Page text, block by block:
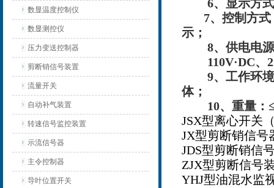
数显温度控制仪
数显测控仪
压力变送控制器
剪断销信号装置
流量开关
自动补气装置
转速信号监控装置
示流信号器
主令控制器
导叶位置开关
6、显示方
7、控制方
示；
8、供电电
110V·DC、
9、工作环
体；
10、重量：
JSX型离心开关
JX型剪断销信号
JDS型剪断销信
ZJX型剪断信号
YHJ型油混水监